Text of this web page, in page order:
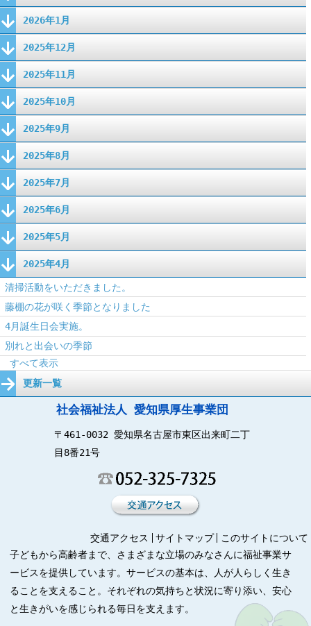
2026年1月
2025年12月
2025年11月
2025年10月
2025年9月
2025年8月
2025年7月
2025年6月
2025年5月
2025年4月
清掃活動をいただきました。
藤棚の花が咲く季節となりました
4月誕生日会実施。
別れと出会いの季節
すべて表示
更新一覧
社会福祉法人 愛知県厚生事業団
〒461-0032 愛知県名古屋市東区出来町二丁
目8番21号
交通アクセス サイトマップ
このサイトについて
子どもから高齢者まで、さまざまな立場のみなさんに福祉事業サ
ービスを提供しています。サービスの基本は、人が人らしく生き
ることを支えること。それぞれの気持ちと状況に寄り添い、安心
と生きがいを感じられる毎日を支えます。